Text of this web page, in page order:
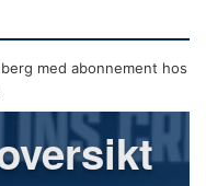
med abonnement hos